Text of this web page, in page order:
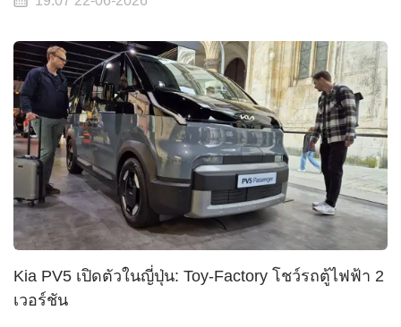
Kia PV5 เปิดตัวในญี่ปุ่น: Toy-Factory โชว์รถตู้ไฟฟ้า 2
เวอร์ชัน